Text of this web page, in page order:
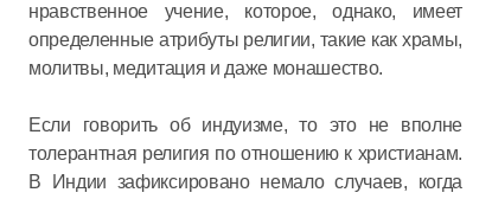
нравственное учение, которое, однако, имеет
определенные атрибуты религии, такие как храмы,
молитвы, медитация и даже монашество.
Если говорить об индуизме, то это не вполне
толерантная религия по отношению к христианам.
В Индии зафиксировано немало случаев, когда